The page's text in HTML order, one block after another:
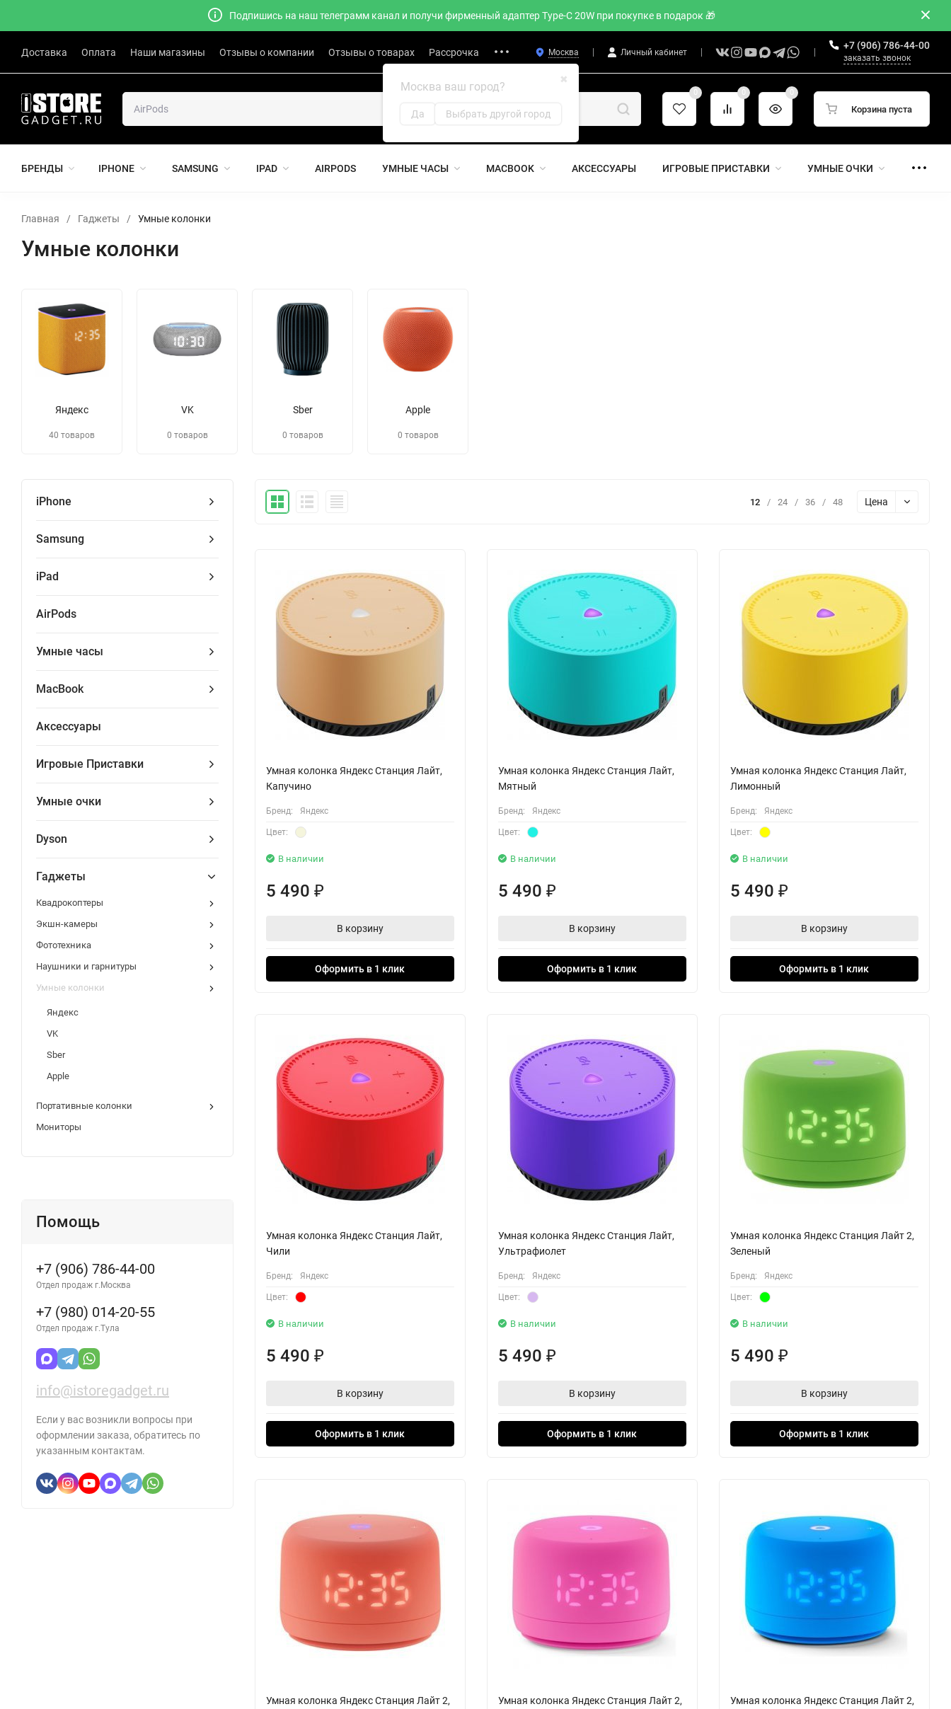
Подпишись на наш телеграмм канал и получи фирменный адаптер Type-C 20W при покупке в подарок 🎁
Доставка Оплата Наши магазины Отзывы о компании Отзывы о товарах Рассрочка Москва
✖
Москва ваш город?
Да Выбрать другой город
Личный кабинет
+7 (906) 786-44-00
заказать звонок
0 0 0
Корзина пуста
БРЕНДЫ IPHONE SAMSUNG IPAD AIRPODS УМНЫЕ ЧАСЫ MACBOOK АКСЕССУАРЫ ИГРОВЫЕ ПРИСТАВКИ УМНЫЕ ОЧКИ
Главная / Гаджеты / Умные колонки
Умные колонки
Яндекс
40 товаров
VK
0 товаров
Sber
0 товаров
Apple
0 товаров
iPhone
Samsung
iPad
AirPods
Умные часы
MacBook
Аксессуары
Игровые Приставки
Умные очки
Dyson
Гаджеты
Квадрокоптеры
Экшн-камеры
Фототехника
Наушники и гарнитуры
Умные колонки
Яндекс
VK
Sber
Apple
Портативные колонки
Мониторы
Помощь
+7 (906) 786-44-00
Отдел продаж г.Москва
+7 (980) 014-20-55
Отдел продаж г.Тула
info@istoregadget.ru
Если у вас возникли вопросы при
оформлении заказа, обратитесь по
указанным контактам.
12 / 24 / 36 / 48 Цена
Умная колонка Яндекс Станция Лайт,
Капучино
Бренд: Яндекс
Цвет:
В наличии
5 490 ₽
В корзину
Оформить в 1 клик
Умная колонка Яндекс Станция Лайт,
Мятный
Бренд: Яндекс
Цвет:
В наличии
5 490 ₽
В корзину
Оформить в 1 клик
Умная колонка Яндекс Станция Лайт,
Лимонный
Бренд: Яндекс
Цвет:
В наличии
5 490 ₽
В корзину
Оформить в 1 клик
Умная колонка Яндекс Станция Лайт,
Чили
Бренд: Яндекс
Цвет:
В наличии
5 490 ₽
В корзину
Оформить в 1 клик
Умная колонка Яндекс Станция Лайт,
Ультрафиолет
Бренд: Яндекс
Цвет:
В наличии
5 490 ₽
В корзину
Оформить в 1 клик
Умная колонка Яндекс Станция Лайт 2,
Зеленый
Бренд: Яндекс
Цвет:
В наличии
5 490 ₽
В корзину
Оформить в 1 клик
Умная колонка Яндекс Станция Лайт 2,
Умная колонка Яндекс Станция Лайт 2,
Умная колонка Яндекс Станция Лайт 2,